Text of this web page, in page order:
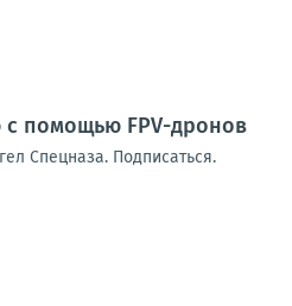
с помощью FPV-дронов
Спецназа. Подписаться.